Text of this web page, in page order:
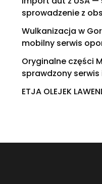
sprowadzenie z
Wulkanizacja w
mobilny serwis
Oryginalne części
sprawdzony serwis
ETJA OLEJEK